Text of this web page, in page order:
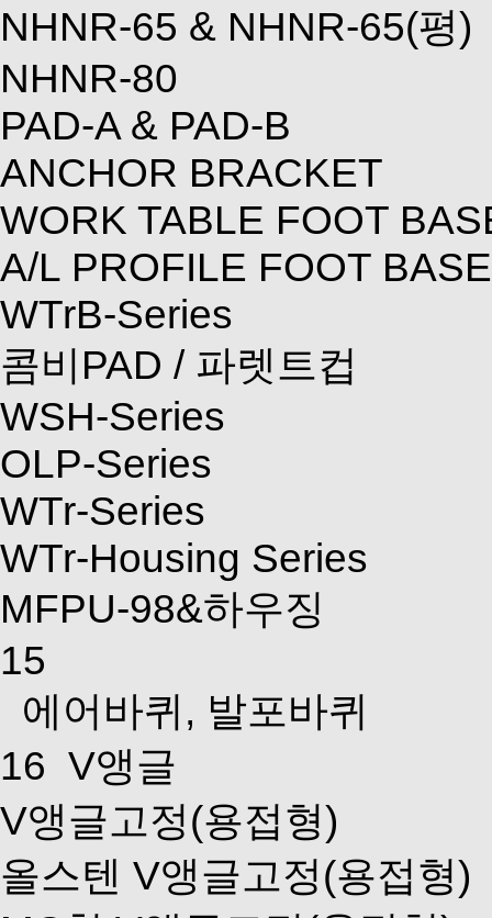
NHNR-65 & NHNR-65(평)
NHNR-80
PAD-A & PAD-B
ANCHOR BRACKET
WORK TABLE FOOT
A/L PROFILE FOOT BASE
WTrB-Series
콤비PAD / 파렛트컵
WSH-Series
OLP-Series
WTr-Series
WTr-Housing Series
MFPU-98&하우징
15
에어바퀴, 발포바퀴
16 V앵글
V앵글고정(용접형)
올스텐 V앵글고정(용접형)